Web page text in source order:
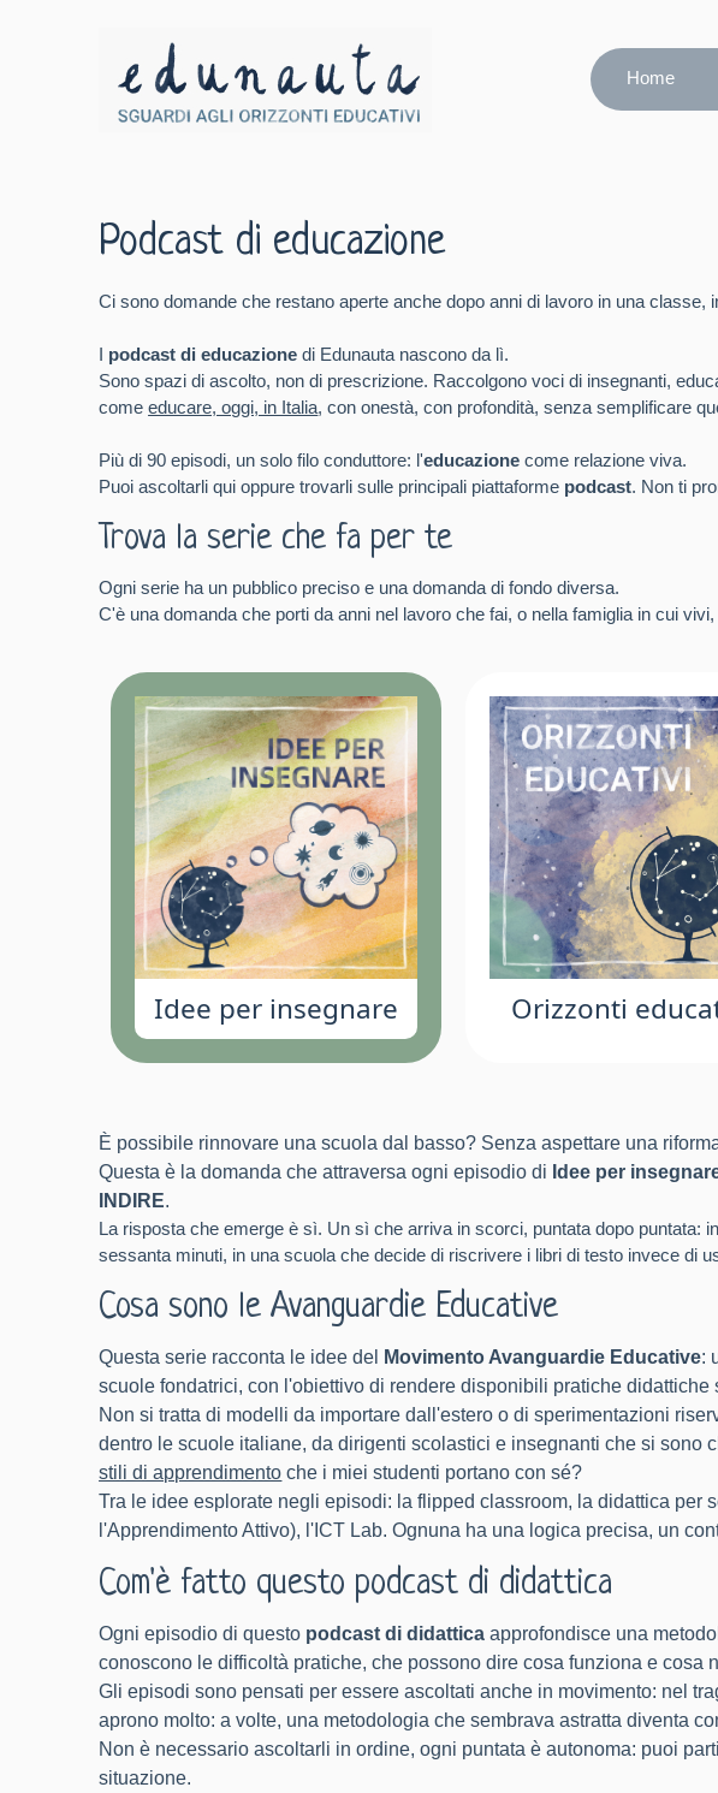
Home
Podcast di educazione
Ci sono domande che restano aperte anche dopo anni di lavoro in una
I podcast di educazionedi Edunauta nascono da lì.
Sono spazi di ascolto, non di prescrizione. Raccolgono voci di insegnanti,
comeeducare, oggi, in Italia, con onestà, con profondità, senza semplificare
Più di 90 episodi, un solo filo conduttore: l'educazione come relazione viva.
Puoi ascoltarli qui oppure trovarli sulle principali piattaforme podcast. Non ti
Trova la serie che fa per te
Ogni serie ha un pubblico preciso e una domanda di fondo diversa.
C'è una domanda che porti da anni nel lavoro che fai, o nella famiglia in cui
Idee per insegnare Orizzonti
È possibile rinnovare una scuola dal basso? Senza aspettare una
Questa è la domanda che attraversa ogni episodio di Idee per
INDIRE.
La risposta che emerge è sì. Un sì che arriva in scorci, puntata dopo puntata:
sessanta minuti, in una scuola che decide di riscrivere i libri di testo invece di
Cosa sono le Avanguardie Educative
Questa serie racconta le idee del Movimento Avanguardie Educative:
scuole fondatrici, con l'obiettivo di rendere disponibili pratiche
Non si tratta di modelli da importare dall'estero o di sperimentazioni
dentro le scuole italiane, da dirigenti scolastici e insegnanti che si
stili di apprendimento che i miei studenti portano con sé?
Tra le idee esplorate negli episodi: la flipped classroom, la didattica per
l'Apprendimento Attivo), l'ICT Lab. Ognuna ha una logica precisa, un
Com'è fatto questo podcast di didattica
Ogni episodio di questo podcast di didattica approfondisce una
conoscono le difficoltà pratiche, che possono dire cosa funziona e cosa
Gli episodi sono pensati per essere ascoltati anche in movimento: nel
aprono molto: a volte, una metodologia che sembrava astratta diventa
Non è necessario ascoltarli in ordine, ogni puntata è autonoma: puoi
situazione.